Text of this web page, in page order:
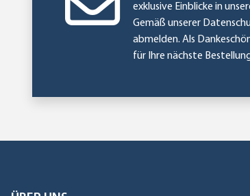
exklusive Einblicke in
Gemäß unserer
abmelden. Als
für Ihre nächste